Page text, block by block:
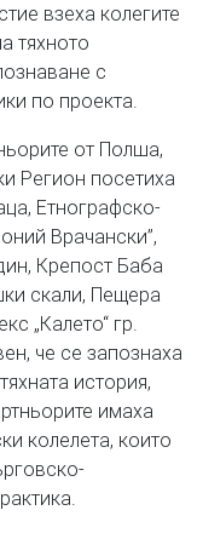
взеха колегите
тяхното
с
по проекта.
от Полша,
Регион посетиха
Етнографско-
Врачански”,
Крепост Баба
скали, Пещера
„Калето“ гр.
че се запознаха
история,
имаха
колелета, които